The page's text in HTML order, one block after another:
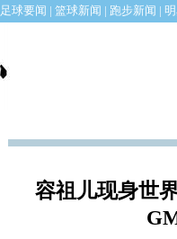
足球要闻 | 篮球新闻 | 跑步新闻 |
容祖儿现身世